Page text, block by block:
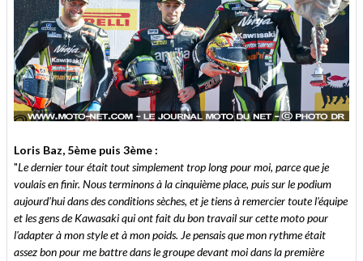
Loris Baz, 5ème puis 3ème :
"Le dernier tour était tout simplement trop long pour moi, parce que je
voulais en finir. Nous terminons à la cinquième place, puis sur le podium
aujourd'hui dans des conditions sèches, et je tiens à remercier toute l'équipe
et les gens de Kawasaki qui ont fait du bon travail sur cette moto pour
l'adapter à mon style et à mon poids. Je pensais que mon rythme était
assez bon pour me battre dans le groupe devant moi dans la première